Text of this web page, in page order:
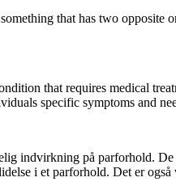
that has two
that requires medical
specific symptoms and
indvirkning på parforhold.
i et parforhold. Det er